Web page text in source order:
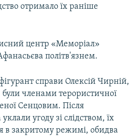
отримало їх раніше
центр «Меморіал»
політв'язнем.
справи Олексій Чирній,
були членами терористичної
Сенцовим. Після
угоду зі слідством, їх
в закритому режимі, обидва